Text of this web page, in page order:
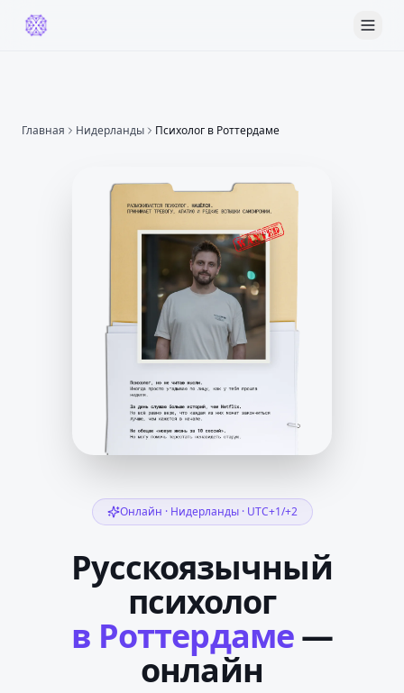
Главная Нидерланды Психолог в Роттердаме
Онлайн · Нидерланды· UTC+1/+2
Русскоязычный
психолог
в Роттердаме—
онлайн